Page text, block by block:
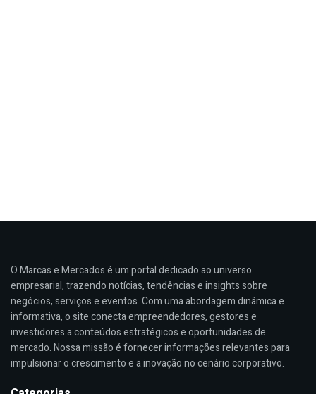
O Marcas e Mercados é um portal dedicado ao universo
empresarial, trazendo notícias, tendências e insights sobre
negócios, serviços e eventos. Com uma abordagem dinâmica e
informativa, o site conecta empreendedores, gestores e
investidores a conteúdos estratégicos e oportunidades de
mercado. Nossa missão é fornecer informações relevantes para
impulsionar o crescimento e a inovação no cenário corporativo.